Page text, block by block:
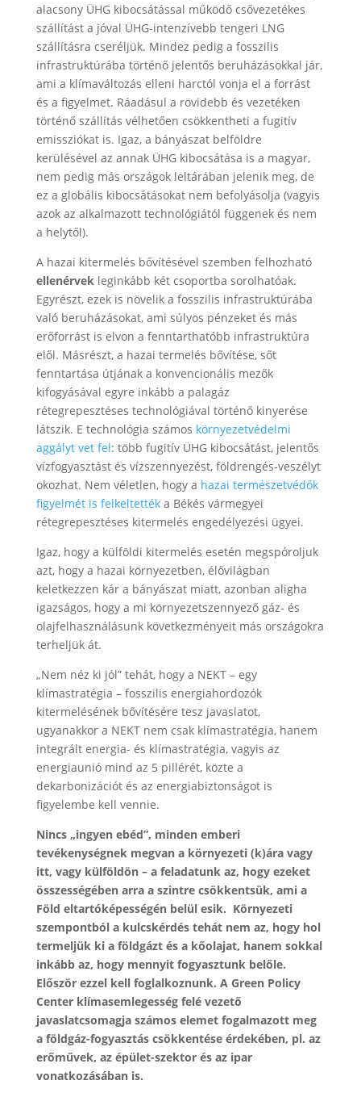
alacsony ÜHG kibocsátással működő csővezetékes
szállítást a jóval ÜHG-intenzívebb tengeri LNG
szállításra cseréljük. Mindez pedig a fosszilis
infrastruktúrába történő jelentős beruházásokkal jár,
ami a klímaváltozás elleni harctól vonja el a forrást
és a figyelmet. Ráadásul a rövidebb és vezetéken
történő szállítás vélhetően csökkentheti a fugitív
emissziókat is. Igaz, a bányászat belföldre
kerülésével az annak ÜHG kibocsátása is a magyar,
nem pedig más országok leltárában jelenik meg, de
ez a globális kibocsátásokat nem befolyásolja (vagyis
azok az alkalmazott technológiától függenek és nem
a helytől).
A hazai kitermelés bővítésével szemben felhozható
ellenérvek leginkább két csoportba sorolhatóak.
Egyrészt, ezek is növelik a fosszilis infrastruktúrába
való beruházásokat, ami súlyos pénzeket és más
erőforrást is elvon a fenntarthatóbb infrastruktúra
elől. Másrészt, a hazai termelés bővítése, sőt
fenntartása útjának a konvencionális mezők
kifogyásával egyre inkább a palagáz
rétegrepesztéses technológiával történő kinyerése
látszik. E technológia számos környezetvédelmi
aggályt vet fel: több fugitív ÜHG kibocsátást, jelentős
vízfogyasztást és vízszennyezést, földrengés-veszélyt
okozhat. Nem véletlen, hogy a hazai természetvédők
figyelmét is felkeltettéka Békés vármegyei
rétegrepesztéses kitermelés engedélyezési ügyei.
Igaz, hogy a külföldi kitermelés esetén megspóroljuk
azt, hogy a hazai környezetben, élővilágban
keletkezzen kár a bányászat miatt, azonban aligha
igazságos, hogy a mi környezetszennyező gáz- és
olajfelhasználásunk következményeit más országokra
terheljük át.
„Nem néz ki jól” tehát, hogy a NEKT – egy
klímastratégia – fosszilis energiahordozók
kitermelésének bővítésére tesz javaslatot,
ugyanakkor a NEKT nem csak klímastratégia, hanem
integrált energia- és klímastratégia, vagyis az
energiaunió mind az 5 pillérét, közte a
dekarbonizációt és az energiabiztonságot is
figyelembe kell vennie.
Nincs „ingyen ebéd”, minden emberi
tevékenységnek megvan a környezeti (k)ára vagy
itt, vagy külföldön – a feladatunk az, hogy ezeket
összességében arra a szintre csökkentsük, ami a
Föld eltartóképességén belül esik. Környezeti
szempontból a kulcskérdés tehát nem az, hogy hol
termeljük ki a földgázt és a kőolajat, hanem sokkal
inkább az, hogy mennyit fogyasztunk belőle.
Először ezzel kell foglalkoznunk. A Green Policy
Center klímasemlegesség felé vezető
javaslatcsomagja számos elemet fogalmazott meg
a földgáz-fogyasztás csökkentése érdekében, pl. az
erőművek, az épület-szektor és az ipar
vonatkozásában is.